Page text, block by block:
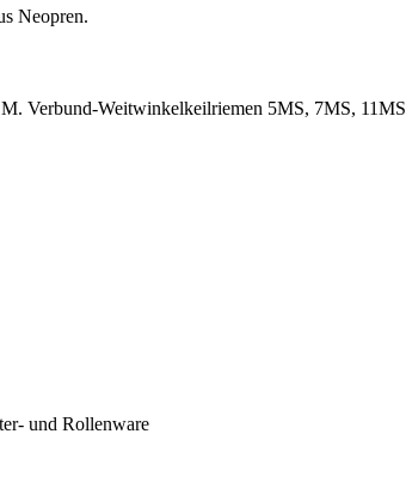
Neopren.
Verbund-Weitwinkelkeilriemen 5MS, 7MS, 11MS
und Rollenware